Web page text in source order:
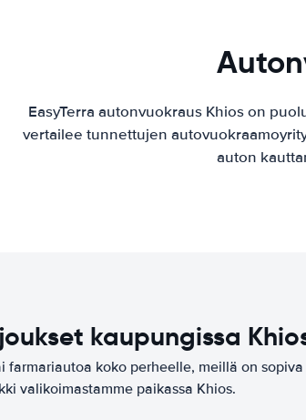
EasyTerra autonvuokraus Khios on
vertailee tunnettujen
auton
kaupungissa
farmariautoa koko perheelle, meillä on
valikoimastamme paikassa Khios.